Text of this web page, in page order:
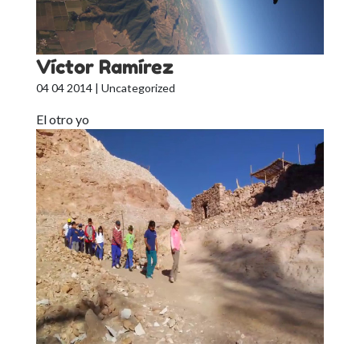
Víctor Ramírez
04 04 2014| Uncategorized
El otro yo